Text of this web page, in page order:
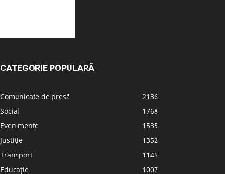
CATEGORIE POPULARĂ
Comunicate de presă
2136
Social
1768
Evenimente
1535
Justiție
1352
Transport
1145
Educație
1007